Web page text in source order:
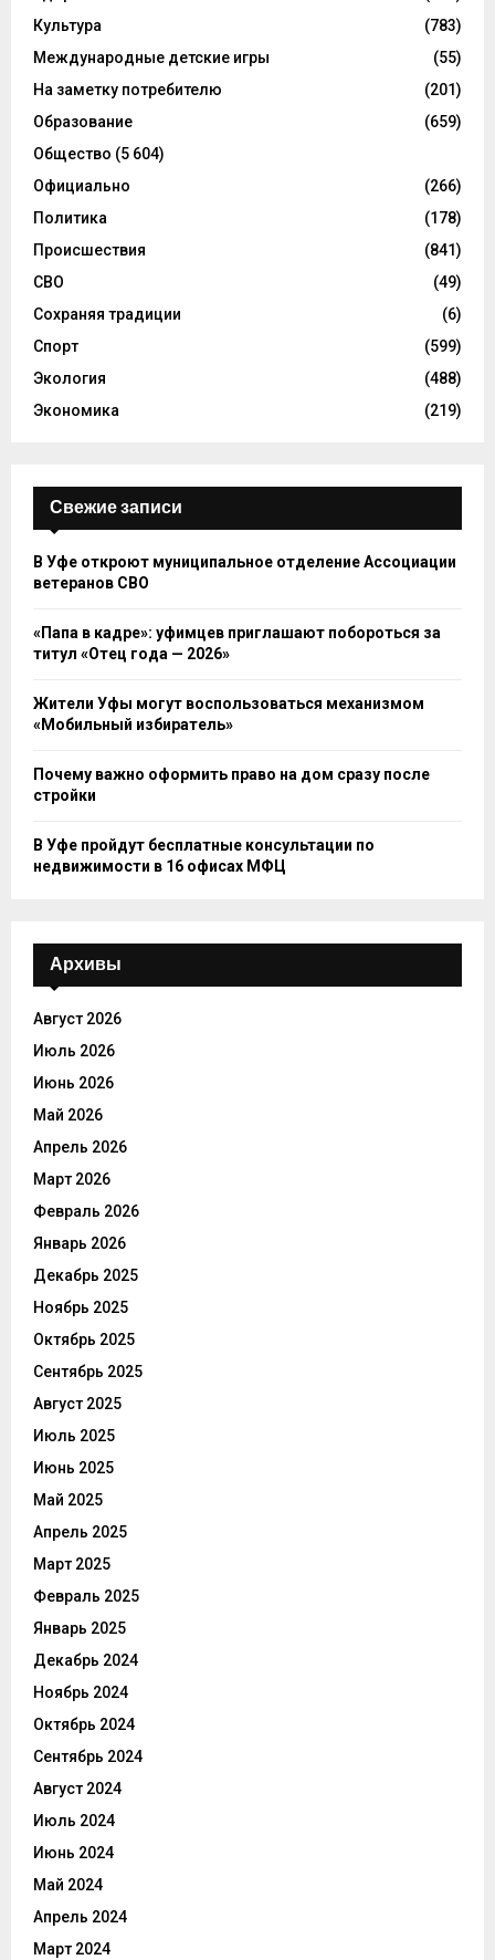
Культура
(783)
Международные детские игры
(55)
На заметку потребителю
(201)
Образование
(659)
Общество (5 604)
Официально
(266)
Политика
(178)
Происшествия
(841)
СВО
(49)
Сохраняя традиции
(6)
Спорт
(599)
Экология
(488)
Экономика
(219)
Свежие записи
В Уфе откроют муниципальное отделение Ассоциации
ветеранов СВО
«Папа в кадре»: уфимцев приглашают побороться за
титул «Отец года — 2026»
Жители Уфы могут воспользоваться механизмом
«Мобильный избиратель»
Почему важно оформить право на дом сразу после
стройки
В Уфе пройдут бесплатные консультации по
недвижимости в 16 офисах МФЦ
Архивы
Август 2026
Июль 2026
Июнь 2026
Май 2026
Апрель 2026
Март 2026
Февраль 2026
Январь 2026
Декабрь 2025
Ноябрь 2025
Октябрь 2025
Сентябрь 2025
Август 2025
Июль 2025
Июнь 2025
Май 2025
Апрель 2025
Март 2025
Февраль 2025
Январь 2025
Декабрь 2024
Ноябрь 2024
Октябрь 2024
Сентябрь 2024
Август 2024
Июль 2024
Июнь 2024
Май 2024
Апрель 2024
Март 2024